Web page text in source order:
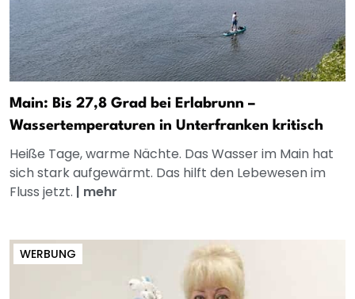
Main: Bis 27,8 Grad bei Erlabrunn –
Wassertemperaturen in Unterfranken kritisch
Heiße Tage, warme Nächte. Das Wasser im Main hat
sich stark aufgewärmt. Das hilft den Lebewesen im
Fluss jetzt. | mehr
WERBUNG